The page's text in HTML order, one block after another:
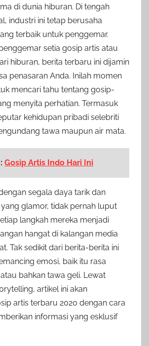
di dunia hiburan. Di tengah
industri ini tetap berusaha
terbaik untuk penggemar.
setia gosip artis atau
hiburan, berita terbaru ini dijamin
penasaran Anda. Inilah momen
mencari tahu tentang gosip-
menyita perhatian. Termasuk
kehidupan pribadi selebriti
tawa maupun air mata.
Gosip Artis Indo Hari Ini
segala daya tarik dan
glamor, tidak pernah luput
langkah mereka menjadi
hangat di kalangan media
Tak sedikit dari berita-berita ini
emosi, baik itu rasa
bahkan tawa geli. Lewat
artikel ini akan
artis terbaru 2020 dengan cara
informasi yang esklusif